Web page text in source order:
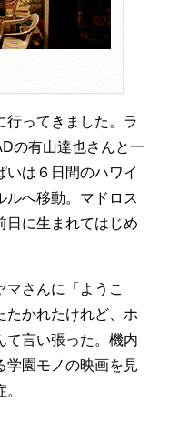
行ってきました。ラ
の有山達也さんと一
いは６日間のハワイ
へ移動。マドロス
日に生まれてはじめ
マさんに「ようこ
たかれたけれど、ホ
て言い張った。機内
学園モノの映画を見